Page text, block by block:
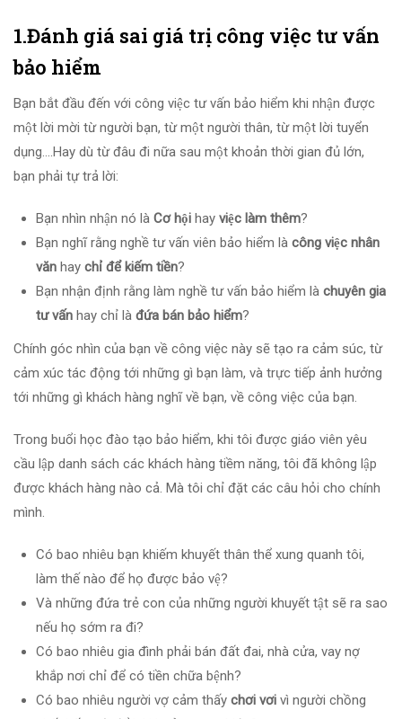
1.Đánh giá sai giá trị công việc tư vấn
bảo hiểm
Bạn bắt đầu đến với công việc tư vấn bảo hiểm khi nhận được
một lời mời từ người bạn, từ một người thân, từ một lời tuyển
dụng….Hay dù từ đâu đi nữa sau một khoản thời gian đủ lớn,
bạn phải tự trả lời:
Bạn nhìn nhận nó là Cơ hội hay việc làm thêm?
Bạn nghĩ rằng nghề tư vấn viên bảo hiểm là công việc nhân
văn hay chỉ để kiếm tiền?
Bạn nhận định rằng làm nghề tư vấn bảo hiểm là chuyên gia
tư vấn hay chỉ là đứa bán bảo hiểm?
Chính góc nhìn của bạn về công việc này sẽ tạo ra cảm súc, từ
cảm xúc tác động tới những gì bạn làm, và trực tiếp ảnh hưởng
tới những gì khách hàng nghĩ về bạn, về công việc của bạn.
Trong buổi học đào tạo bảo hiểm, khi tôi được giáo viên yêu
cầu lập danh sách các khách hàng tiềm năng, tôi đã không lập
được khách hàng nào cả. Mà tôi chỉ đặt các câu hỏi cho chính
mình.
Có bao nhiêu bạn khiếm khuyết thân thể xung quanh tôi,
làm thế nào để họ được bảo vệ?
Và những đứa trẻ con của những người khuyết tật sẽ ra sao
nếu họ sớm ra đi?
Có bao nhiêu gia đình phải bán đất đai, nhà cửa, vay nợ
khắp nơi chỉ để có tiền chữa bệnh?
Có bao nhiêu người vợ cảm thấy chơi vơi vì người chồng